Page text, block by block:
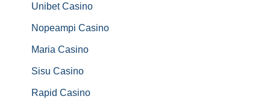
Unibet Casino
Nopeampi Casino
Maria Casino
Sisu Casino
Rapid Casino